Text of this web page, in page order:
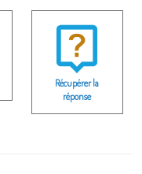
Récupérer la
réponse